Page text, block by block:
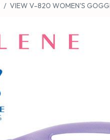
VIEW V-820 WOMEN'S